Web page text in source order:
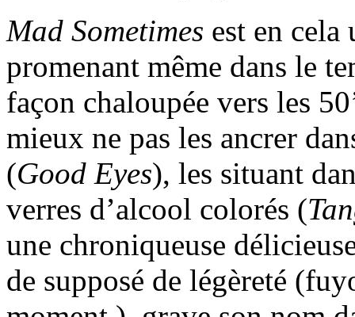
Mad Sometimes est en cela
promenant même dans le
façon chaloupée vers les
mieux ne pas les ancrer
(Good Eyes), les situant
verres d’alcool colorés (
une chroniqueuse
de supposé de légèreté